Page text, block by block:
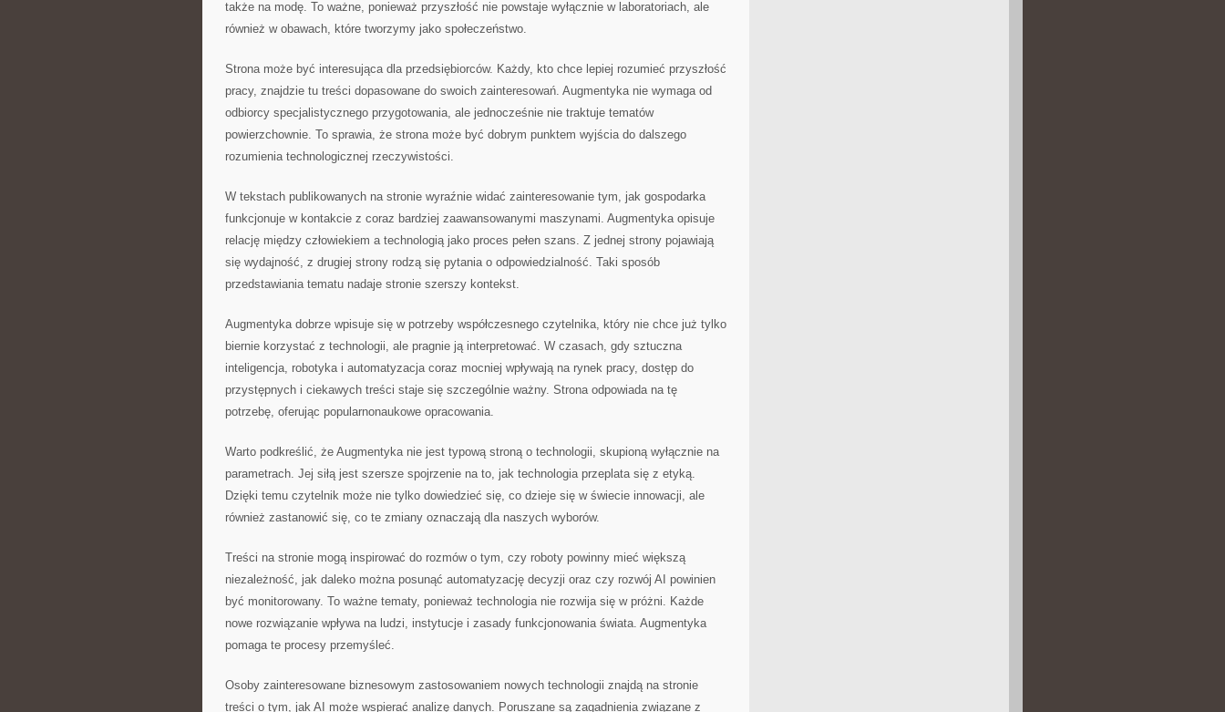
także na modę. To ważne, ponieważ przyszłość nie powstaje wyłącznie w laboratoriach, ale
również w obawach, które tworzymy jako społeczeństwo.
Strona może być interesująca dla przedsiębiorców. Każdy, kto chce lepiej rozumieć przyszłość
pracy, znajdzie tu treści dopasowane do swoich zainteresowań. Augmentyka nie wymaga od
odbiorcy specjalistycznego przygotowania, ale jednocześnie nie traktuje tematów
powierzchownie. To sprawia, że strona może być dobrym punktem wyjścia do dalszego
rozumienia technologicznej rzeczywistości.
W tekstach publikowanych na stronie wyraźnie widać zainteresowanie tym, jak gospodarka
funkcjonuje w kontakcie z coraz bardziej zaawansowanymi maszynami. Augmentyka opisuje
relację między człowiekiem a technologią jako proces pełen szans. Z jednej strony pojawiają
się wydajność, z drugiej strony rodzą się pytania o odpowiedzialność. Taki sposób
przedstawiania tematu nadaje stronie szerszy kontekst.
Augmentyka dobrze wpisuje się w potrzeby współczesnego czytelnika, który nie chce już tylko
biernie korzystać z technologii, ale pragnie ją interpretować. W czasach, gdy sztuczna
inteligencja, robotyka i automatyzacja coraz mocniej wpływają na rynek pracy, dostęp do
przystępnych i ciekawych treści staje się szczególnie ważny. Strona odpowiada na tę
potrzebę, oferując popularnonaukowe opracowania.
Warto podkreślić, że Augmentyka nie jest typową stroną o technologii, skupioną wyłącznie na
parametrach. Jej siłą jest szersze spojrzenie na to, jak technologia przeplata się z etyką.
Dzięki temu czytelnik może nie tylko dowiedzieć się, co dzieje się w świecie innowacji, ale
również zastanowić się, co te zmiany oznaczają dla naszych wyborów.
Treści na stronie mogą inspirować do rozmów o tym, czy roboty powinny mieć większą
niezależność, jak daleko można posunąć automatyzację decyzji oraz czy rozwój AI powinien
być monitorowany. To ważne tematy, ponieważ technologia nie rozwija się w próżni. Każde
nowe rozwiązanie wpływa na ludzi, instytucje i zasady funkcjonowania świata. Augmentyka
pomaga te procesy przemyśleć.
Osoby zainteresowane biznesowym zastosowaniem nowych technologii znajdą na stronie
treści o tym, jak AI może wspierać analizę danych. Poruszane są zagadnienia związane z